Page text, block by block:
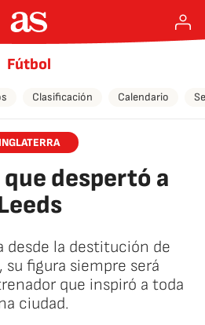
Fútbol
Clasificación Calendario
INGLATERRA
despertó a
desde la destitución de
su figura siempre será
que inspiró a toda
ciudad.